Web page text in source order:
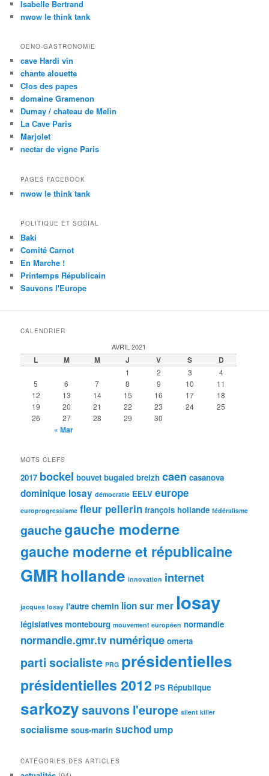
Isabelle Bertrand
nwow le think tank
OENO-GASTRONOMIE
cave Hardi vin
chante alouette
Clos des papes
domaine Gramenon
Dumay / chateau de Melin
La Cave Paris
Marjolet
nectar de vigne Paris
PAGES FACEBOOK
nwow le think tank
POLITIQUE ET SOCIAL
Baki
Comité Carnot
En Marche !
Printemps Républicain
Sauvons l'Europe
CALENDRIER
AVRIL 2021
L M M J V S D
1 2 3
4
5
6 7 8 9 10
11
12
13 14 15 16 17
18
19
20 21 22 23 24
25
26
27 28 29 30
« Mar
MOTS CLEFS
2017 bockel bouvet bugaled breizh caen casanova
dominique losay démocratie EELV europe
europrogressisme fleur pellerin françois hollande fédéralisme
gauchegauche moderne
gauche moderne et républicaine
GMRhollande innovation internet
jacques losay l'autre chemin lion sur mer losay
législatives montebourg mouvement européen normandie
normandie.gmr.tv numérique omerta
parti socialiste PRG présidentielles
présidentielles 2012 PS République
sarkozysauvons l'europe silent killer
socialisme sous-marin suchodump
CATÉGORIES DES ARTICLES